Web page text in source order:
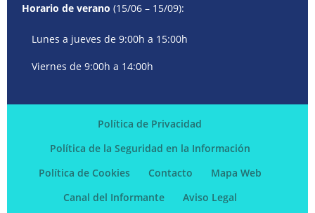
Horario de verano (15/06 – 15/09):
Lunes a jueves de 9:00h a 15:00h
Viernes de 9:00h a 14:00h
Política de Privacidad
Política de la Seguridad en la Información
Política de Cookies
Contacto
Mapa Web
Canal del Informante
Aviso Legal